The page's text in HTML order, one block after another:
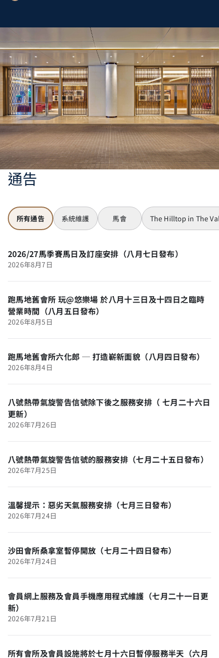
通告
所有通告 系統維護 馬會 The Hilltop in The
2026/27馬季賽馬日及訂座安排（八月七日發布）
2026年8月7日
跑馬地舊會所 玩@悠樂場 於八月十三日及十四日之臨時
營業時間（八月五日發布）
2026年8月5日
跑馬地舊會所六化郎 ─ 打造嶄新面貌（八月四日發布）
2026年8月4日
八號熱帶氣旋警告信號除下後之服務安排（ 七月二十六日
更新）
2026年7月26日
八號熱帶氣旋警告信號的服務安排（七月二十五日發布）
2026年7月25日
溫馨提示：惡劣天氣服務安排（七月三日發布）
2026年7月24日
沙田會所桑拿室暫停開放（七月二十四日發布）
2026年7月24日
會員網上服務及會員手機應用程式維護（七月二十一日更
新）
2026年7月21日
所有會所及會員設施將於七月十六日暫停服務半天（六月